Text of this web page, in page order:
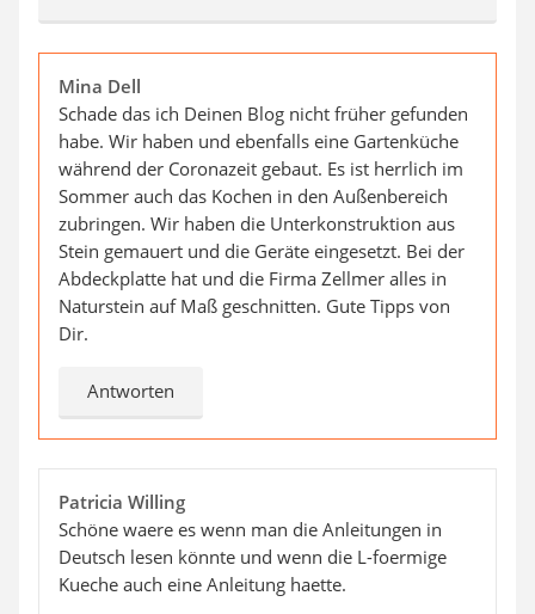
Mina Dell
Schade das ich Deinen Blog nicht früher gefunden
habe. Wir haben und ebenfalls eine Gartenküche
während der Coronazeit gebaut. Es ist herrlich im
Sommer auch das Kochen in den Außenbereich
zubringen. Wir haben die Unterkonstruktion aus
Stein gemauert und die Geräte eingesetzt. Bei der
Abdeckplatte hat und die Firma Zellmer alles in
Naturstein auf Maß geschnitten. Gute Tipps von
Dir.
Antworten
Patricia Willing
Schöne waere es wenn man die Anleitungen in
Deutsch lesen könnte und wenn die L-foermige
Kueche auch eine Anleitung haette.